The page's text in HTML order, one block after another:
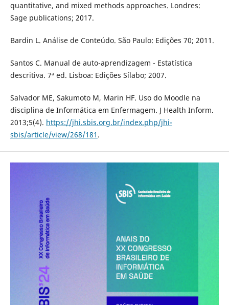
quantitative, and mixed methods approaches. Londres:
Sage publications; 2017.
Bardin L. Análise de Conteúdo. São Paulo: Edições 70; 2011.
Santos C. Manual de auto-aprendizagem - Estatística
descritiva. 7ª ed. Lisboa: Edições Sílabo; 2007.
Salvador ME, Sakumoto M, Marin HF. Uso do Moodle na
disciplina de Informática em Enfermagem. J Health Inform.
2013;5(4). https://jhi.sbis.org.br/index.php/jhi-
sbis/article/view/268/181 .